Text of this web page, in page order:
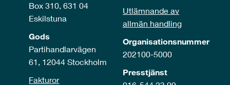
Box 310, 631 04
Eskilstuna
Gods
Partihandlarvägen
61, 12044 Stockholm
Fakturor
Utlämnande av
allmän handling
Organisationsnummer
202100-5000
Presstjänst